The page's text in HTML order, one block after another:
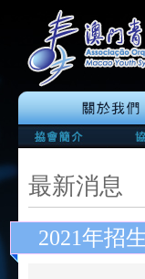
最新消息
2021年招生